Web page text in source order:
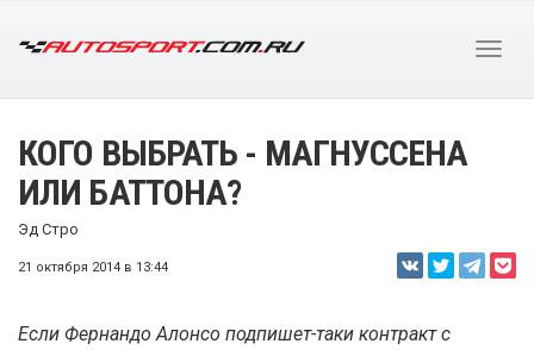
КОГО ВЫБРАТЬ - МАГНУССЕНА
ИЛИ БАТТОНА?
Эд Стро
21 октября 2014 в 13:44
Если Фернандо Алонсо подпишет-таки контракт с